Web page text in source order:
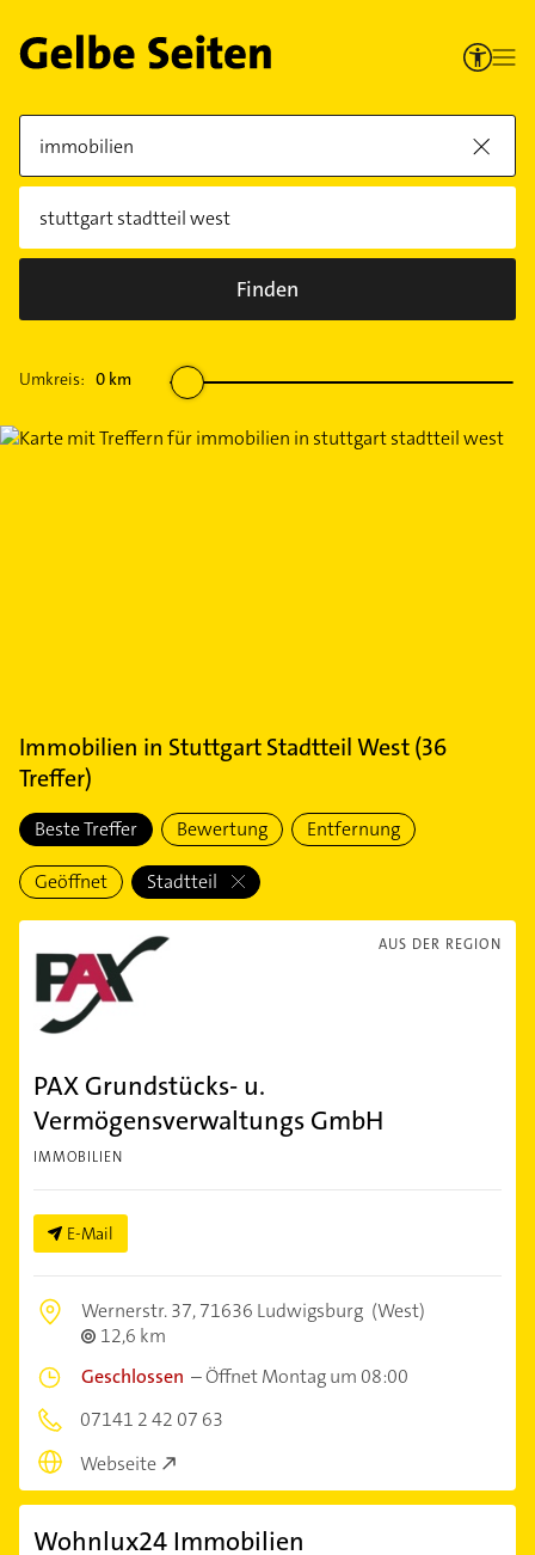
Finden
Umkreis: 0 km
Immobilien in Stuttgart Stadtteil West(36
Treffer)
Beste Treffer Bewertung Entfernung
Geöffnet Stadtteil
AUS DER REGION
PAX Grundstücks- u.
Vermögensverwaltungs GmbH
IMMOBILIEN
E-Mail
Wernerstr. 37,71636 Ludwigsburg (West)
12,6 km
Geschlossen –Öffnet Montag um 08:00
07141 2 42 07 63
Webseite
Wohnlux24 Immobilien